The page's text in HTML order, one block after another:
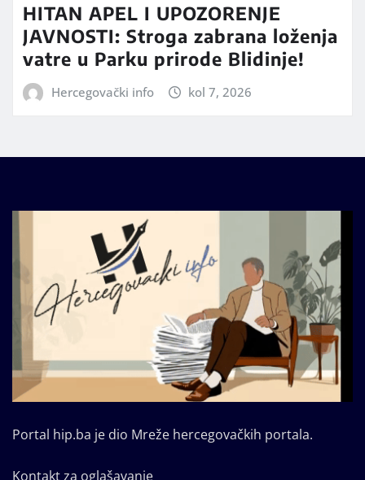
HITAN APEL I UPOZORENJE
JAVNOSTI: Stroga zabrana loženja
vatre u Parku prirode Blidinje!
Hercegovački info kol 7, 2026
Portal hip.ba je dio Mreže hercegovačkih portala.
Kontakt za oglašavanje